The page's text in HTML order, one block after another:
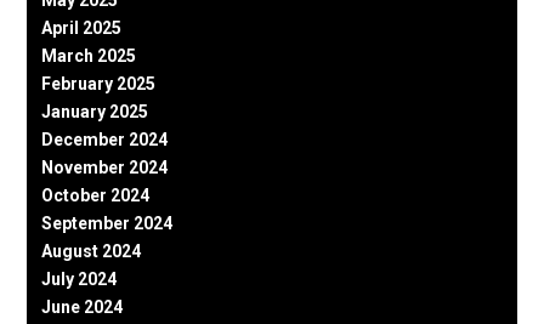
April 2025
March 2025
February 2025
January 2025
December 2024
November 2024
October 2024
September 2024
August 2024
July 2024
June 2024